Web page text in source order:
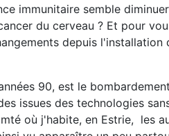
immunitaire semble
du cerveau ? Et pour
depuis l'installation
90, est le
issues des technologies
où j'habite, en Estrie, les